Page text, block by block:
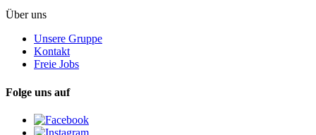
Über uns
Unsere Gruppe
Kontakt
Freie Jobs
Folge uns auf